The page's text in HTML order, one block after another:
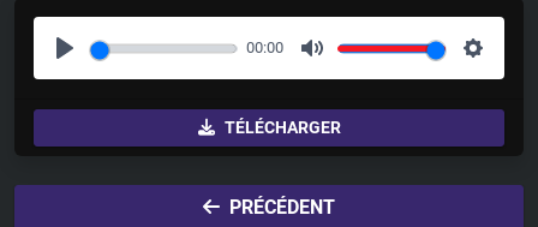
P
l
00:00
M
u
t
S
e
TÉLÉCHARGER
PRÉCÉDENT